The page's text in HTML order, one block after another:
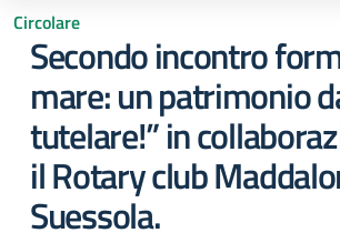
Circolare
Secondo incontro
mare: un patrimonio
tutelare!” in
il Rotary club
Suessola.